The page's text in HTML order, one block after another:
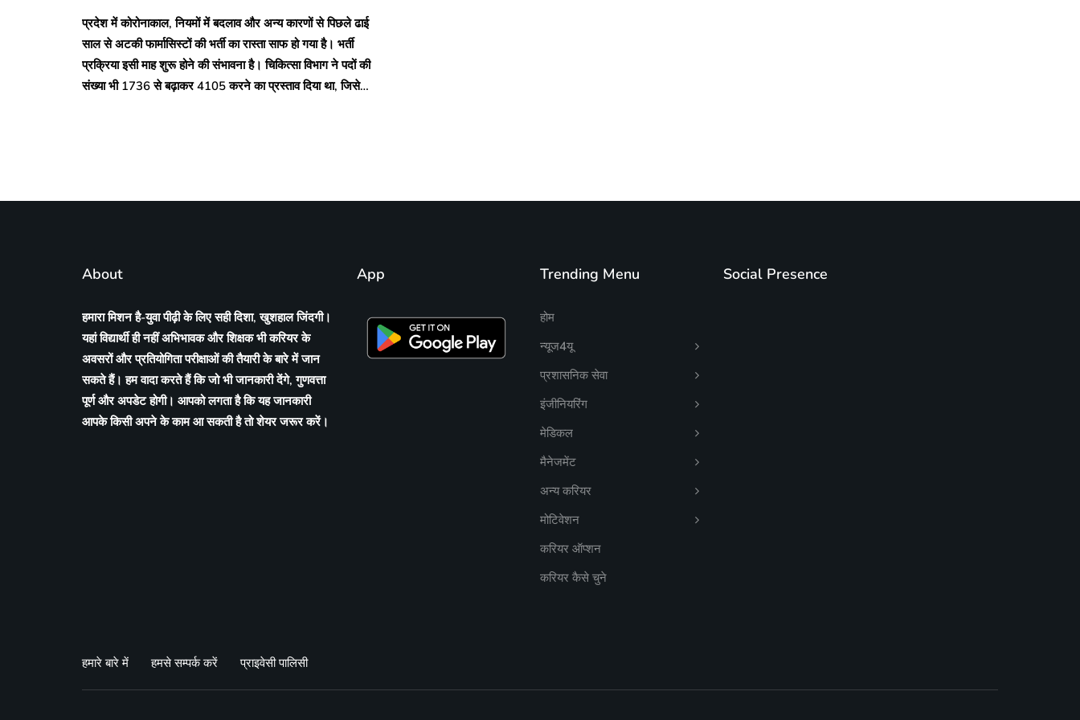
प्रदेश में कोरोनाकाल, नियमों में बदलाव और अन्य कारणों से पिछले ढाई
साल से अटकी फार्मासिस्टों की भर्ती का रास्ता साफ हो गया है। भर्ती
प्रक्रिया इसी माह शुरू होने की संभावना है। चिकित्सा विभाग ने पदों की
संख्या भी 1736 से बढ़ाकर 4105 करने का प्रस्ताव दिया था, जिसे…
About
हमारा मिशन है-युवा पीढ़ी के लिए सही दिशा, खुशहाल जिंदगी।
यहां विद्यार्थी ही नहीं अभिभावक और शिक्षक भी करियर के
अवसरों और प्रतियोगिता परीक्षाओं की तैयारी के बारे में जान
सकते हैं। हम वादा करते हैं कि जो भी जानकारी देंगे, गुणवत्ता
पूर्ण और अपडेट होगी। आपको लगता है कि यह जानकारी
आपके किसी अपने के काम आ सकती है तो शेयर जरूर करें।
App Trending Menu
होम
न्यूज4यू
प्रशासनिक सेवा
इंजीनियरिंग
मेडिकल
मैनेजमेंट
अन्य करियर
मोटिवेशन
करियर ऑप्शन
करियर कैसे चुने
Social Presence
हमारे बारे में हमसे सम्पर्क करें प्राइवेसी पालिसी